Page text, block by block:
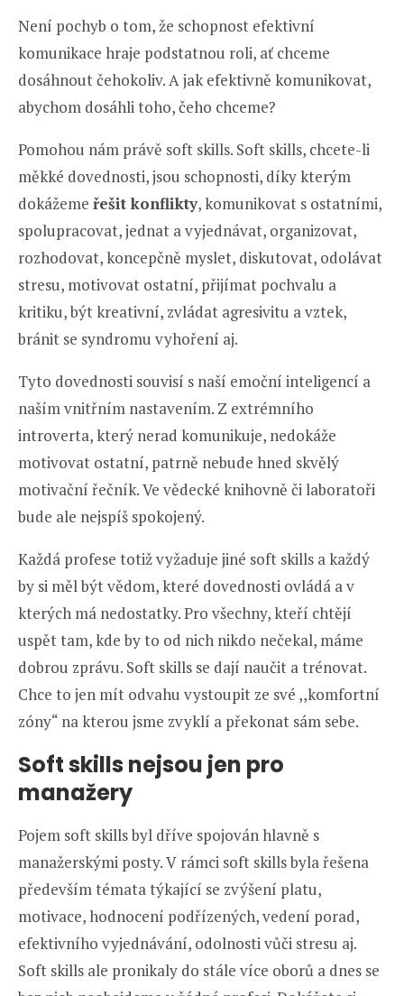
Není pochyb o tom, že schopnost efektivní
komunikace hraje podstatnou roli, ať chceme
dosáhnout čehokoliv. A jak efektivně komunikovat,
abychom dosáhli toho, čeho chceme?
Pomohou nám právě soft skills. Soft skills, chcete-li
měkké dovednosti, jsou schopnosti, díky kterým
dokážeme řešit konflikty, komunikovat s ostatními,
spolupracovat, jednat a vyjednávat, organizovat,
rozhodovat, koncepčně myslet, diskutovat, odolávat
stresu, motivovat ostatní, přijímat pochvalu a
kritiku, být kreativní, zvládat agresivitu a vztek,
bránit se syndromu vyhoření aj.
Tyto dovednosti souvisí s naší emoční inteligencí a
naším vnitřním nastavením. Z extrémního
introverta, který nerad komunikuje, nedokáže
motivovat ostatní, patrně nebude hned skvělý
motivační řečník. Ve vědecké knihovně či laboratoři
bude ale nejspíš spokojený.
Každá profese totiž vyžaduje jiné soft skills a každý
by si měl být vědom, které dovednosti ovládá a v
kterých má nedostatky. Pro všechny, kteří chtějí
uspět tam, kde by to od nich nikdo nečekal, máme
dobrou zprávu. Soft skills se dají naučit a trénovat.
Chce to jen mít odvahu vystoupit ze své ,,komfortní
zóny“ na kterou jsme zvyklí a překonat sám sebe.
Soft skills nejsou jen pro
manažery
Pojem soft skills byl dříve spojován hlavně s
manažerskými posty. V rámci soft skills byla řešena
především témata týkající se zvýšení platu,
motivace, hodnocení podřízených, vedení porad,
efektivního vyjednávání, odolnosti vůči stresu aj.
Soft skills ale pronikaly do stále více oborů a dnes se